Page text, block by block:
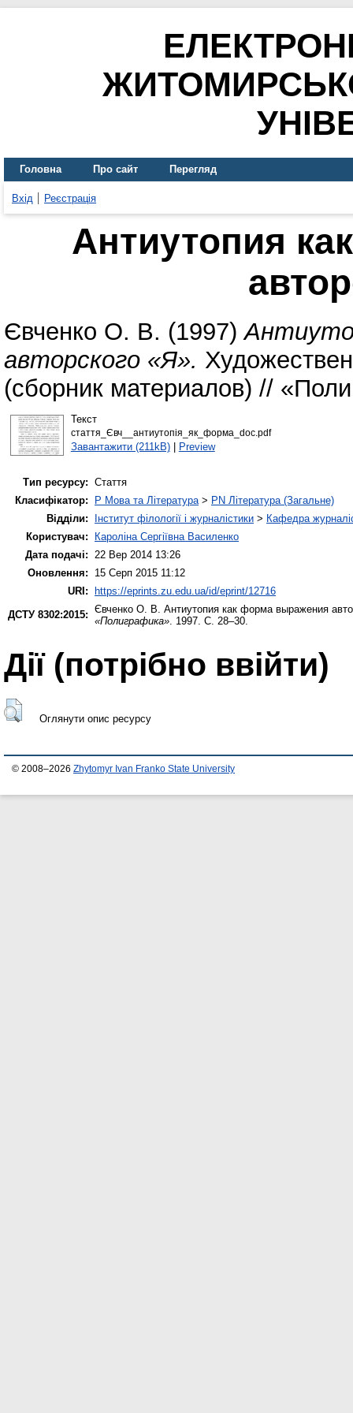
Головна Про сайт Перегляд
Вхід Реєстрація
Антиутопия
Євченко О. В. (1997)
авторского «Я».
(сборник материалов) //
Текст
стаття_Євч__антиутопія_як_форма_doc.pdf
Завантажити (211kB)| Preview
Тип ресурсу: Стаття
Класифікатор:
P Мова та Література> PN Література (Загальне)
Відділи:
Інститут філології і журналістики > Кафедра
Користувач:
Кароліна Сергіївна Василенко
Дата подачі: 22 Вер 2014 13:26
Оновлення:
15 Серп 2015 11:12
URI:
https://eprints.zu.edu.ua/id/eprint/12716
ДСТУ 8302:2015: Євченко О. В. Антиутопия как форма выражения
«Полиграфика». 1997. С. 28–30.
Дії ​​(потрібно ввійти)
Оглянути опис ресурсу
© 2008–2026 Zhytomyr Ivan Franko State University